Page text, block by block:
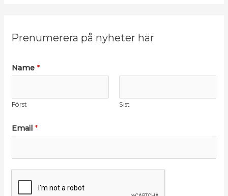
Prenumerera på nyheter här
N
a
e
m
Name *
Först Sist
Email *